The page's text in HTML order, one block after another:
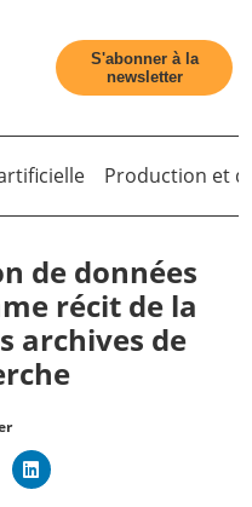
S'abonner à la
newsletter
Production et
de données
récit de la
archives de